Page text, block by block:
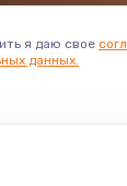
я даю свое
данных.